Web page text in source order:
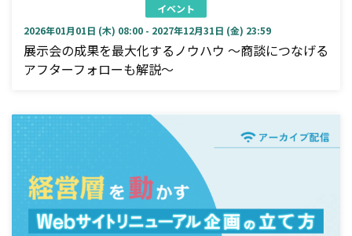
イベント
2026年01月01日 (木) 08:00 - 2027年12月31日 (金) 23:59
展示会の成果を最大化するノウハウ ～商談につなげる
アフターフォローも解説～